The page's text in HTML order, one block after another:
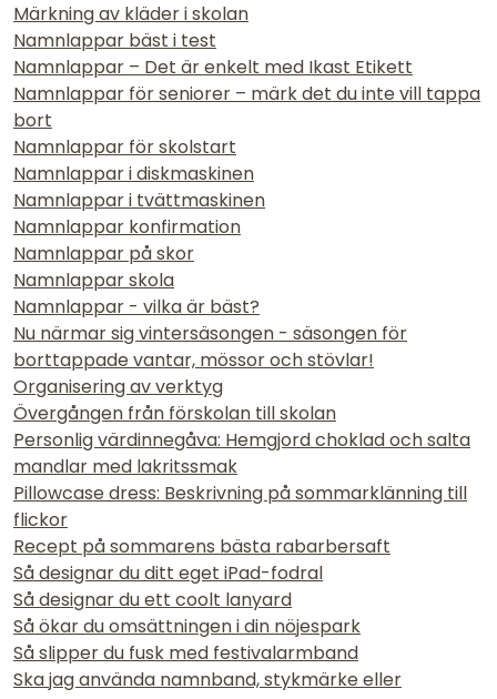
Märkning av kläder i skolan
Namnlappar bäst i test
Namnlappar – Det är enkelt med Ikast Etikett
Namnlappar för seniorer – märk det du inte vill tappa
bort
Namnlappar för skolstart
Namnlappar i diskmaskinen
Namnlappar i tvättmaskinen
Namnlappar konfirmation
Namnlappar på skor
Namnlappar skola
Namnlappar - vilka är bäst?
Nu närmar sig vintersäsongen - säsongen för
borttappade vantar, mössor och stövlar!
Organisering av verktyg
Övergången från förskolan till skolan
Personlig värdinnegåva: Hemgjord choklad och salta
mandlar med lakritssmak
Pillowcase dress: Beskrivning på sommarklänning till
flickor
Recept på sommarens bästa rabarbersaft
Så designar du ditt eget iPad-fodral
Så designar du ett coolt lanyard
Så ökar du omsättningen i din nöjespark
Så slipper du fusk med festivalarmband
Ska jag använda namnband, stykmärke eller